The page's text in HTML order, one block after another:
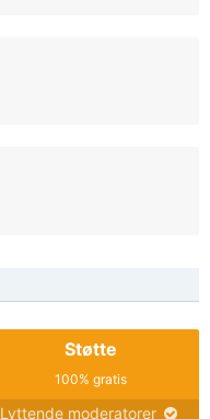
Støtte
100% gratis
Lyttende moderatorer